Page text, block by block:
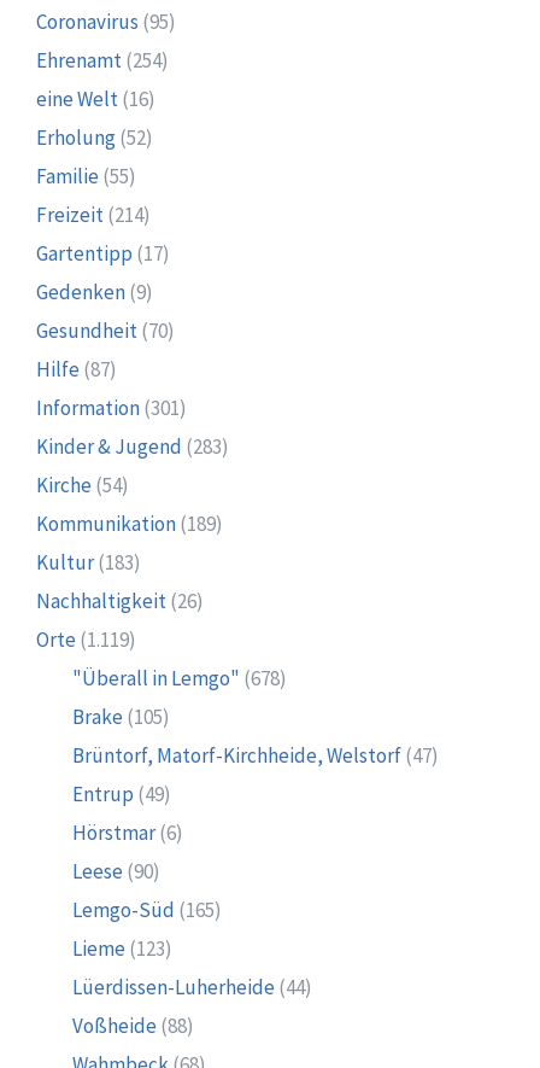
Coronavirus (95)
Ehrenamt(254)
eine Welt(16)
Erholung(52)
Familie (55)
Freizeit(214)
Gartentipp (17)
Gedenken(9)
Gesundheit(70)
Hilfe (87)
Information(301)
Kinder & Jugend (283)
Kirche (54)
Kommunikation(189)
Kultur(183)
Nachhaltigkeit(26)
Orte (1.119)
"Überall in Lemgo" (678)
Brake (105)
Brüntorf, Matorf-Kirchheide, Welstorf(47)
Entrup (49)
Hörstmar(6)
Leese (90)
Lemgo-Süd (165)
Lieme (123)
Lüerdissen-Luherheide (44)
Voßheide (88)